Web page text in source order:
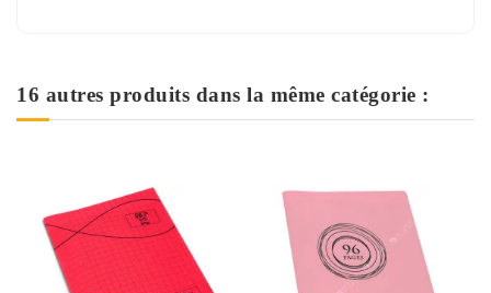
16 autres produits dans la même catégorie :